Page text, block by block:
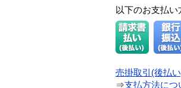
以下のお支払い
売掛取引(後払
⇒支払方法につ